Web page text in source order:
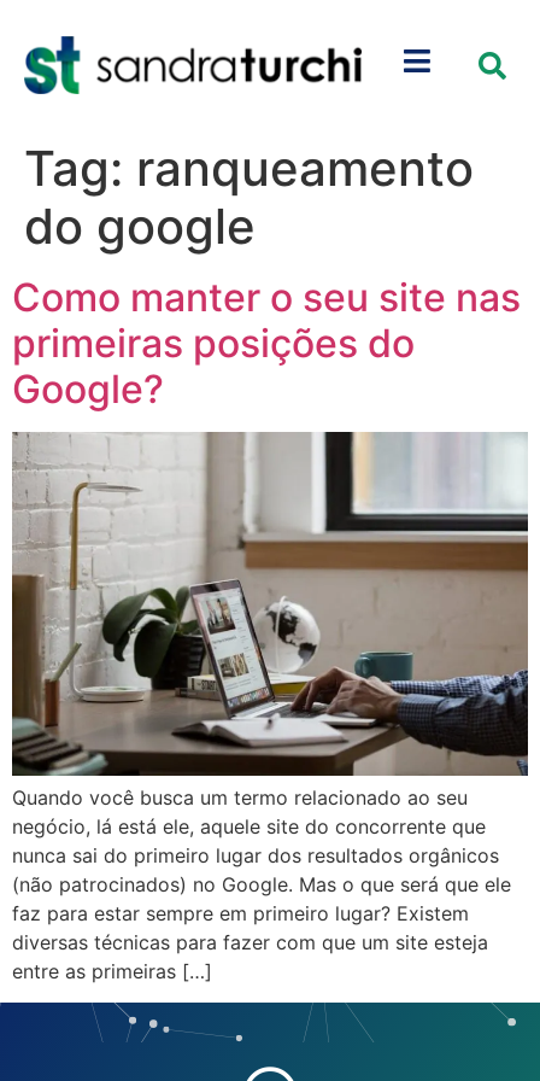
Tag: ranqueamento
do google
Como manter o seu site nas
primeiras posições do
Google?
Quando você busca um termo relacionado ao seu
negócio, lá está ele, aquele site do concorrente que
nunca sai do primeiro lugar dos resultados orgânicos
(não patrocinados) no Google. Mas o que será que ele
faz para estar sempre em primeiro lugar? Existem
diversas técnicas para fazer com que um site esteja
entre as primeiras […]